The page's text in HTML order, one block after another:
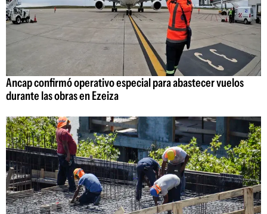
Ancap confirmó operativo especial para abastecer vuelos
durante las obras en Ezeiza